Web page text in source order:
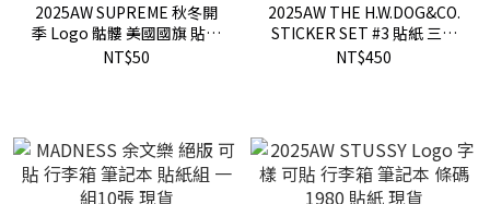
2025AW SUPREME 秋冬開
季 Logo 骷髏 美國國旗 貼紙
現貨
NT$50
2025AW THE H.W.DOG&CO.
STICKER SET #3 貼紙 三張
一組 限定款 現貨
NT$450